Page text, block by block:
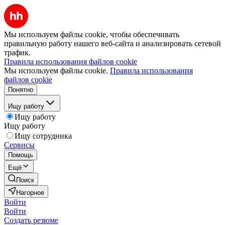
Мы используем файлы cookie, чтобы обеспечивать
правильную работу нашего веб-сайта и анализировать сетевой
трафик.
Правила использования файлов cookie
Мы используем файлы cookie. Правила использования
файлов cookie
Понятно
Ищу работу
Ищу работу
Ищу работу
Ищу сотрудника
Сервисы
Помощь
Ещё
Поиск
Нагорное
Войти
Войти
Создать резюме